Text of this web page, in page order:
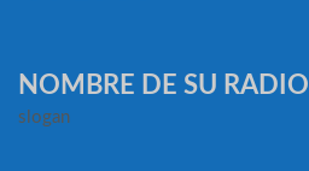
NOMBRE DE SU RADIO
slogan